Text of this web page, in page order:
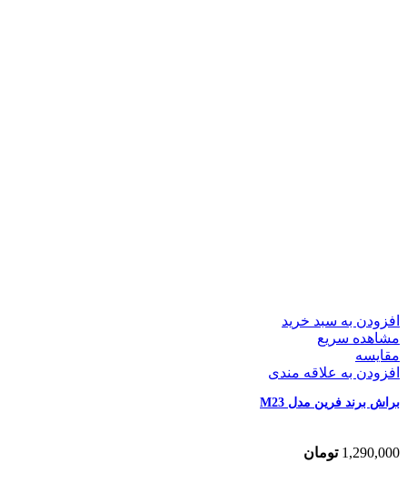
افزودن به سبد خرید
مشاهده سریع
مقایسه
افزودن به علاقه مندی
براش برند فرین مدل M23
1,290,000 تومان